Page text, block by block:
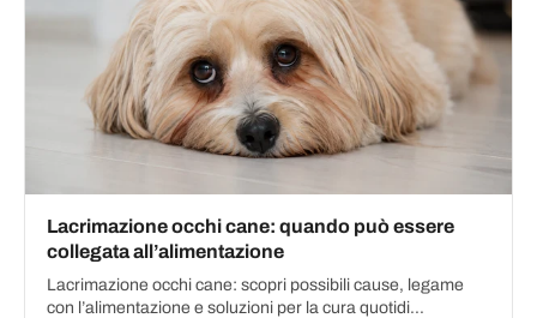
Lacrimazione occhi cane: quando può essere
collegata all’alimentazione
Lacrimazione occhi cane: scopri possibili cause, legame
con l’alimentazione e soluzioni per la cura quotidi...